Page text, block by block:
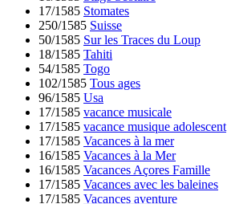
17/1585 Stomates
250/1585 Suisse
50/1585 Sur les Traces du Loup
18/1585 Tahiti
54/1585 Togo
102/1585 Tous ages
96/1585 Usa
17/1585 vacance musicale
17/1585 vacance musique adolescent
17/1585 Vacances à la mer
16/1585 Vacances à la Mer
16/1585 Vacances Açores Famille
17/1585 Vacances avec les baleines
17/1585 Vacances aventure